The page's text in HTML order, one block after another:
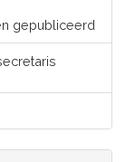
gepubliceerd